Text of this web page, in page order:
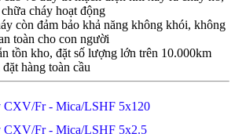
cháy hoạt động
còn đảm bảo khả năng không khói, không
toàn cho con người
tồn kho, đặt số lượng lớn trên 10.000km
hàng toàn cầu
CXV/Fr - Mica/LSHF 5x120
CXV/Fr - Mica/LSHF 5x2.5